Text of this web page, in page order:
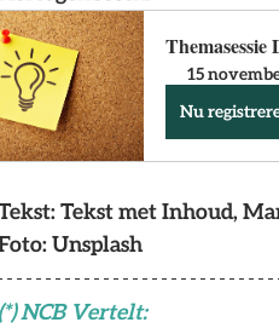
15
Nu
: Tekst met Inhoud,
: Unsplash
(*) NCB Vertelt: